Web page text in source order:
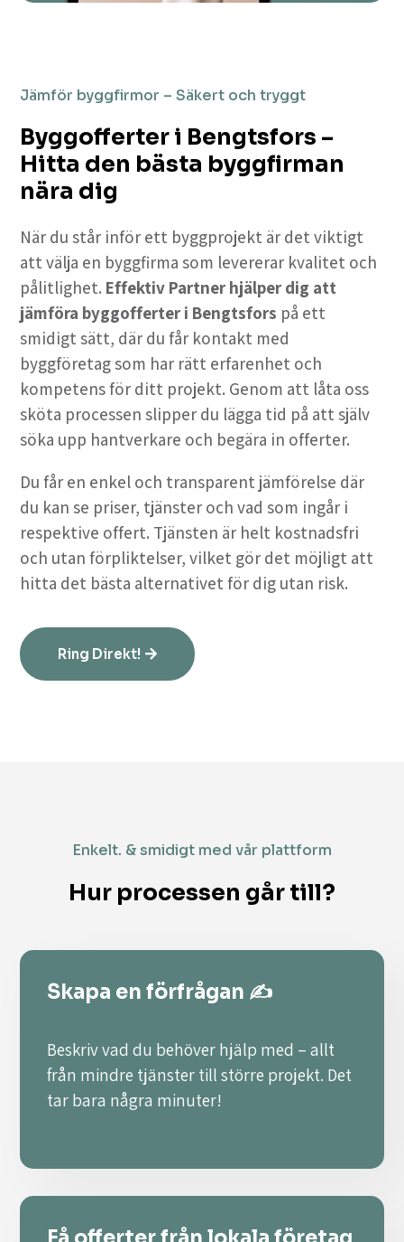
Jämför byggfirmor – Säkert och tryggt
Byggofferter i Bengtsfors –
Hitta den bästa byggfirman
nära dig
När du står inför ett byggprojekt är det viktigt
att välja en byggfirma som levererar kvalitet och
pålitlighet. Effektiv Partner hjälper dig att
jämföra byggofferter i Bengtsfors på ett
smidigt sätt, där du får kontakt med
byggföretag som har rätt erfarenhet och
kompetens för ditt projekt. Genom att låta oss
sköta processen slipper du lägga tid på att själv
söka upp hantverkare och begära in offerter.
Du får en enkel och transparent jämförelse där
du kan se priser, tjänster och vad som ingår i
respektive offert. Tjänsten är helt kostnadsfri
och utan förpliktelser, vilket gör det möjligt att
hitta det bästa alternativet för dig utan risk.
Ring Direkt!
Enkelt. & smidigt med vår plattform
Hur processen går till?
Skapa en förfrågan ✍️
Beskriv vad du behöver hjälp med – allt
från mindre tjänster till större projekt. Det
tar bara några minuter!